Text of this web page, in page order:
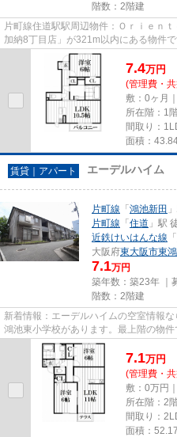
階数：2階建
片町線住道駅駅周辺物件：Ｏｒｉｅｎ
加納8丁目店」が321m以内にある物件
良好なエリアで魅力的です。物...
7.4万円
(管理費・
敷：0ヶ月
所在階：1
間取り：
面積：
賃貸｜アパート エーデルハイム
片町線 「 鴻池新田
片町線 「 住道 」駅
近鉄けいはんな線 「
大阪府東大阪市東
7.1万円
築年数：築23年 ｜
階数：2階建
新着情報：エーデルハイムの空室情報
鴻池東小学校があります。最上階の物
あります。住都エステートで...
7.1万円
(管理費・
敷：0万円
所在階：2
間取り：
面積：